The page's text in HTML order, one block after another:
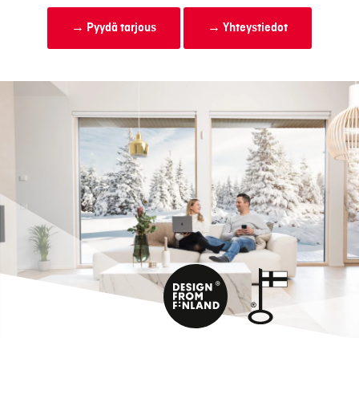
→ Pyydä tarjous → Yhteystiedot